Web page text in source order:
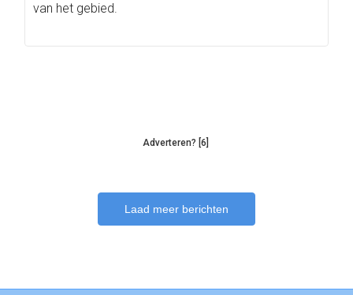
van het gebied.
Adverteren? [6]
Laad meer berichten